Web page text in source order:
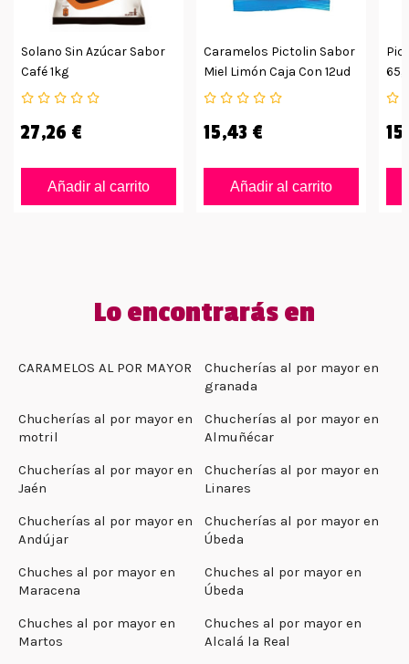
Solano Sin Azúcar Sabor
Café 1kg
27,26 €
Añadir al carrito
Caramelos Pictolin Sabor
Miel Limón Caja Con 12ud
15,43 €
Añadir al carrito
Lo encontrarás en
CARAMELOS AL POR MAYOR
Chucherías al por mayor en
granada
Chucherías al por mayor en
motril
Chucherías al por mayor en
Almuñécar
Chucherías al por mayor en
Jaén
Chucherías al por mayor en
Linares
Chucherías al por mayor en
Andújar
Chucherías al por mayor en
Úbeda
Chuches al por mayor en
Maracena
Chuches al por mayor en
Úbeda
Chuches al por mayor en
Martos
Chuches al por mayor en
Alcalá la Real